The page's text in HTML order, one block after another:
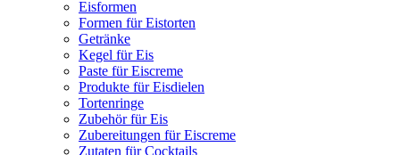
Eisformen
Formen für Eistorten
Getränke
Kegel für Eis
Paste für Eiscreme
Produkte für Eisdielen
Tortenringe
Zubehör für Eis
Zubereitungen für Eiscreme
Zutaten für Cocktails